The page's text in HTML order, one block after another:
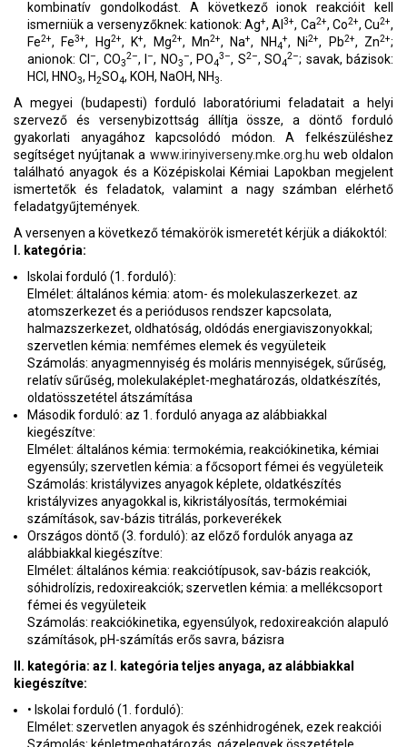
kombinatív gondolkodást. A következő ionok reakcióit kell
ismerniük a versenyzőknek: kationok: Ag+, Al3+, Ca2+, Co2+, Cu2+,
Fe2+, Fe3+, Hg2+, K+, Mg2+, Mn2+, Na+, NH4
+, Ni2+, Pb2+, Zn2+;
anionok: Cl–, CO3
2–, I–, NO3
–, PO4
3–, S2–, SO4
2–; savak, bázisok:
HCl, HNO3, H2SO4, KOH, NaOH, NH3
A megyei (budapesti) forduló laboratóriumi feladatait a helyi
szervező és versenybizottság állítja össze, a döntő forduló
gyakorlati anyagához kapcsolódó módon. A felkészüléshez
segítséget nyújtanak a www.irinyiverseny.mke.org.hu web oldalon
található anyagok és a Középiskolai Kémiai Lapokban megjelent
ismertetők és feladatok, valamint a nagy számban elérhető
feladatgyűjtemények.
A versenyen a következő témakörök ismeretét kérjük a diákoktól:
I. kategória:
Iskolai forduló (1. forduló):
Elmélet: általános kémia: atom- és molekulaszerkezet. az
atomszerkezet és a periódusos rendszer kapcsolata,
halmazszerkezet, oldhatóság, oldódás energiaviszonyokkal;
szervetlen kémia: nemfémes elemek és vegyületeik
Számolás: anyagmennyiség és moláris mennyiségek, sűrűség,
relatív sűrűség, molekulaképlet-meghatározás, oldatkészítés,
oldatösszetétel átszámítása
Második forduló: az 1. forduló anyaga az alábbiakkal
kiegészítve:
Elmélet: általános kémia: termokémia, reakciókinetika, kémiai
egyensúly; szervetlen kémia: a főcsoport fémei és vegyületeik
Számolás: kristályvizes anyagok képlete, oldatkészítés
kristályvizes anyagokkal is, kikristályosítás, termokémiai
számítások, sav-bázis titrálás, porkeverékek
Országos döntő (3. forduló): az előző fordulók anyaga az
alábbiakkal kiegészítve:
Elmélet: általános kémia: reakciótípusok, sav-bázis reakciók,
sóhidrolízis, redoxireakciók; szervetlen kémia: a mellékcsoport
fémei és vegyületeik
Számolás: reakciókinetika, egyensúlyok, redoxireakción alapuló
számítások, pH-számítás erős savra, bázisra
II. kategória: az I. kategória teljes anyaga, az alábbiakkal
kiegészítve:
• Iskolai forduló (1. forduló):
Elmélet: szervetlen anyagok és szénhidrogének, ezek reakciói